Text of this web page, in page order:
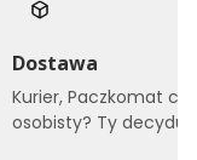
Dostawa
Kurier, Paczkomat
osobisty? Ty